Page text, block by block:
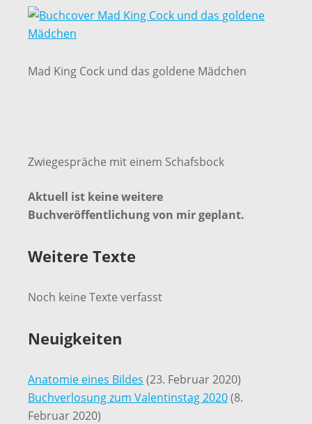
Mad King Cock und das goldene Mädchen
Zwiegespräche mit einem Schafsbock
Aktuell ist keine weitere
Buchveröffentlichung von mir geplant.
Weitere Texte
Noch keine Texte verfasst
Neuigkeiten
Anatomie eines Bildes (23. Februar 2020)
Buchverlosung zum Valentinstag 2020(8.
Februar 2020)